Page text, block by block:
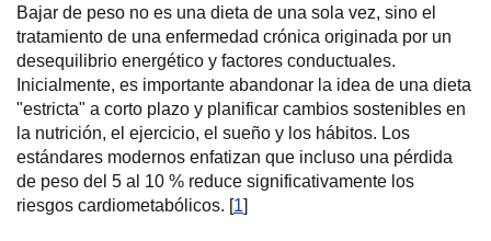
Bajar de peso no es una dieta de una sola vez, sino el
tratamiento de una enfermedad crónica originada por un
desequilibrio energético y factores conductuales.
Inicialmente, es importante abandonar la idea de una dieta
"estricta" a corto plazo y planificar cambios sostenibles en
la nutrición, el ejercicio, el sueño y los hábitos. Los
estándares modernos enfatizan que incluso una pérdida
de peso del 5 al 10 % reduce significativamente los
riesgos cardiometabólicos. [1]